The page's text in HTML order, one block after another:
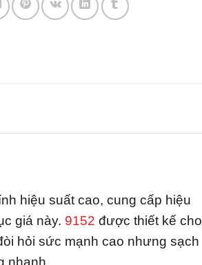
hiệu suất cao, cung cấp hiệu
giá này. 9152 được thiết kế cho
hỏi sức mạnh cao nhưng sạch
nhanh.